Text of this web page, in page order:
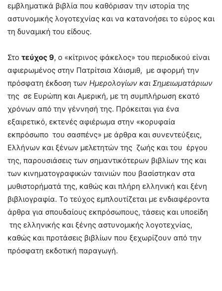
εμβληματικά βιβλία που καθόρισαν την ιστορία της
αστυνομικής λογοτεχνίας και να κατανοήσει το εύρος και
τη δυναμική του είδους.
Στο τεύχος 9, ο «κίτρινος φάκελος» του περιοδικού είναι
αφιερωμένος στην Πατρίτσια Χάισμιθ, με αφορμή την
πρόσφατη έκδοση των Ημερολογίων και Σημειωματάριων
της σε Ευρώπη και Αμερική, με τη συμπλήρωση εκατό
χρόνων από την γέννησή της. Πρόκειται για ένα
εξαιρετικό, εκτενές αφιέρωμα στην «κορυφαία
εκπρόσωπο του σασπένς» με άρθρα και συνεντεύξεις,
Ελλήνων και ξένων μελετητών της ζωής και του έργου
της, παρουσιάσεις των σημαντικότερων βιβλίων της και
των κινηματογραφικών ταινιών που βασίστηκαν στα
μυθιστορήματά της, καθώς και πλήρη ελληνική και ξένη
βιβλιογραφία. Το τεύχος εμπλουτίζεται με ενδιαφέροντα
άρθρα για σπουδαίους εκπρόσωπους, τάσεις και υποείδη
της ελληνικής και ξένης αστυνομικής λογοτεχνίας,
καθώς και προτάσεις βιβλίων που ξεχωρίζουν από την
πρόσφατη εκδοτική παραγωγή.